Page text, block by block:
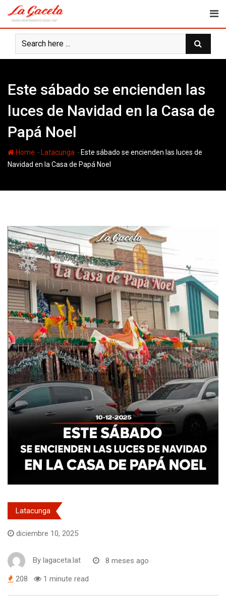
content
Este sábado se encienden las
luces de Navidad en la Casa de
Papá Noel
Home - Latacunga - Este sábado se encienden las luces de
Navidad en la Casa de Papá Noel
Latacunga
diciembre 10, 2025
By lagaceta.lat 8 meses ago
208 1 minute read